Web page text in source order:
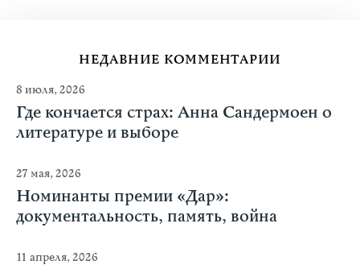
НЕДАВНИЕ КОММЕНТАРИИ
8 июля, 2026
Где кончается страх: Анна Сандермоен о
литературе и выборе
27 мая, 2026
Номинанты премии «Дар»:
документальность, память, война
11 апреля, 2026